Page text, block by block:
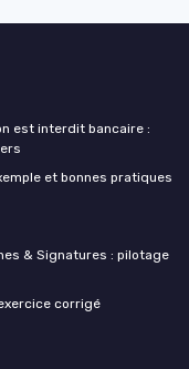
est interdit bancaire :
et bonnes pratiques
& Signatures : pilotage
corrigé